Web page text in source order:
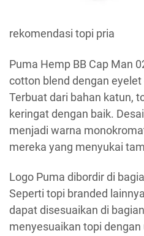
rekomendasi topi pria
Puma Hemp BB Cap Man
cotton blend dengan
Terbuat dari bahan katun,
keringat dengan baik.
menjadi warna
mereka yang menyukai
Logo Puma dibordir di
Seperti topi branded
dapat disesuaikan di
menyesuaikan topi